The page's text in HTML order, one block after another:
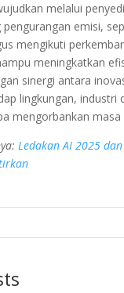
melalui
emisi,
mengikuti
meningkatkan
sinergi antara
lingkungan, industri
mengorbankan masa
Ledakan AI 2025